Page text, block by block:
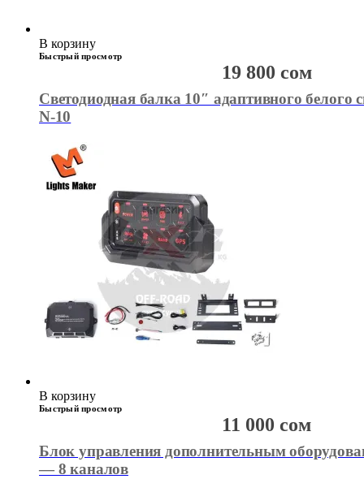
В корзину
Быстрый просмотр
Светодиодная балка 10″ адаптивного белого
N-10
19 800 сом
В корзину
Быстрый просмотр
Блок управления дополнительным
— 8 каналов
11 000 сом